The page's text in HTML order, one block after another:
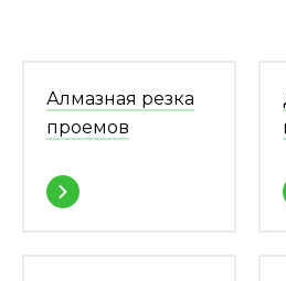
Алмазная резка
проемов